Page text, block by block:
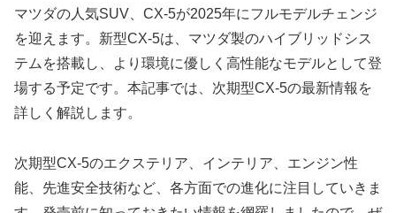
マツダの人気SUV、CX-5が2025年にフルモデルチェンジ
を迎えます。新型CX-5は、マツダ製のハイブリッドシス
テムを搭載し、より環境に優しく高性能なモデルとして登
場する予定です。本記事では、次期型CX-5の最新情報を
詳しく解説します。
次期型CX-5のエクステリア、インテリア、エンジン性
能、先進安全技術など、各方面での進化に注目していきま